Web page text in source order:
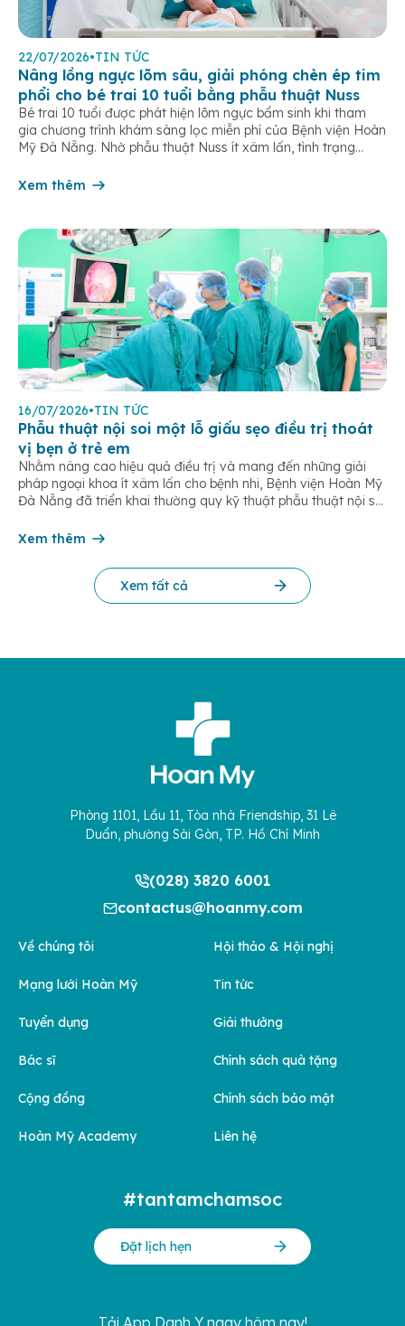
22/07/2026•TIN TỨC
Nâng lồng ngực lõm sâu, giải phóng chèn ép tim
phổi cho bé trai 10 tuổi bằng phẫu thuật Nuss
Bé trai 10 tuổi được phát hiện lõm ngực bẩm sinh khi tham
gia chương trình khám sàng lọc miễn phí của Bệnh viện Hoàn
Mỹ Đà Nẵng. Nhờ phẫu thuật Nuss ít xâm lấn, tình trạng
ngày điều trị. Lõm ngực […]
Xem thêm
16/07/2026•TIN TỨC
Phẫu thuật nội soi một lỗ giấu sẹo điều trị thoát
vị bẹn ở trẻ em
Nhằm nâng cao hiệu quả điều trị và mang đến những giải
pháp ngoại khoa ít xâm lấn cho bệnh nhi, Bệnh viện Hoàn Mỹ
Đà Nẵng đã triển khai thường quy kỹ thuật phẫu thuật nội soi
hiện đại giúp […]
Xem thêm
Xem tất cả
Phòng 1101, Lầu 11, Tòa nhà Friendship, 31 Lê
Duẩn, phường Sài Gòn, TP. Hồ Chí Minh
(028) 3820 6001
contactus@hoanmy.com
Về chúng tôi
Mạng lưới Hoàn Mỹ
Tuyển dụng
Bác sĩ
Cộng đồng
Hoàn Mỹ Academy
Hội thảo & Hội nghị
Tin tức
Giải thưởng
Chính sách quà tặng
Chính sách bảo mật
Liên hệ
#tantamchamsoc
Đặt lịch hẹn
Tải App Danh Y ngay hôm nay!